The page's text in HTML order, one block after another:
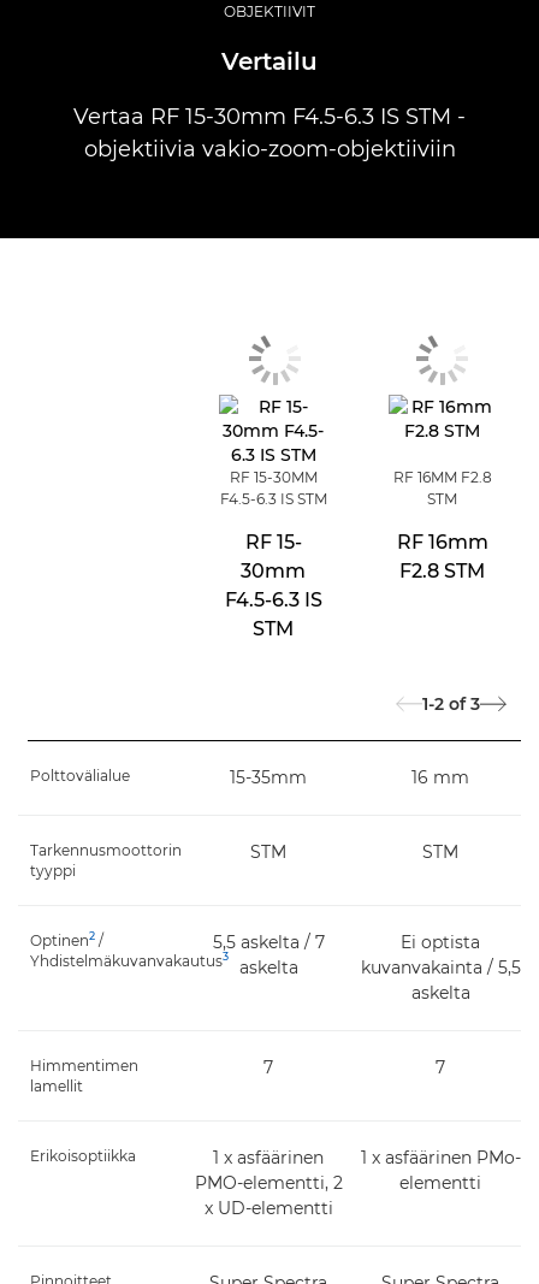
OBJEKTIIVIT
Vertailu
Vertaa RF 15-30mm F4.5-6.3 IS STM -
objektiivia vakio-zoom-objektiiviin
RF 15-30MM
F4.5-6.3 IS STM
RF 15-
30mm
F4.5-6.3 IS
STM
RF 16MM F2.8
STM
RF 16mm
F2.8 STM
1-2 of 3
Polttovälialue 15-35mm 16 mm
Tarkennusmoottorin
tyyppi
STM STM
Optinen2 /
Yhdistelmäkuvanvakautus3
5,5 askelta / 7
askelta
Ei optista
kuvanvakainta / 5,5
askelta
Himmentimen
lamellit
7 7
Erikoisoptiikka
1 x asfäärinen
PMO-elementti, 2
x UD-elementti
1 x asfäärinen PMo-
elementti
Pinnoitteet